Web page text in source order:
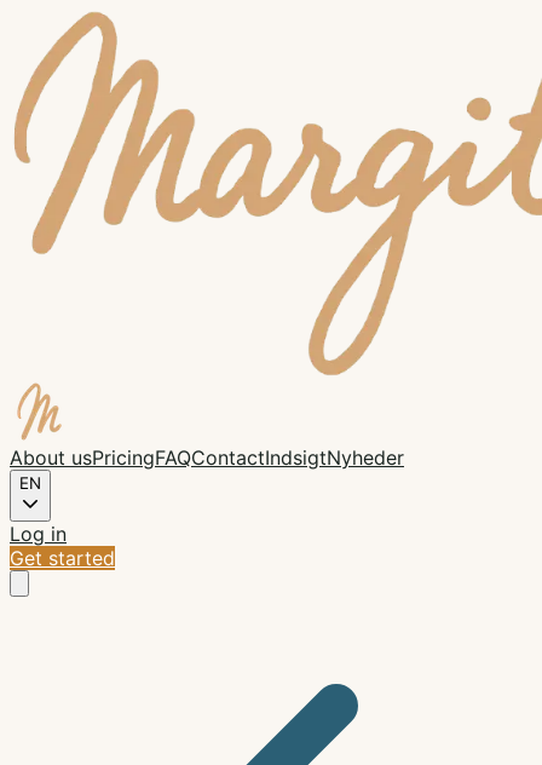
About usPricingFAQContactIndsigtNyheder
EN
Log in
Get started